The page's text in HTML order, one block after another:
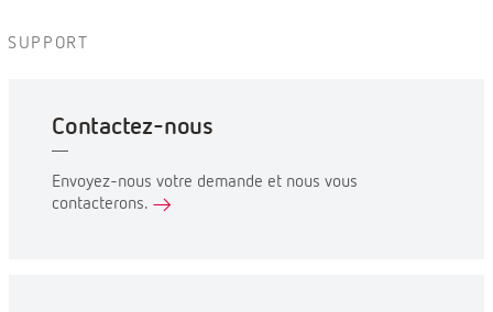
SUPPORT
Contactez-nous
Envoyez-nous votre demande et nous vous
contacterons.